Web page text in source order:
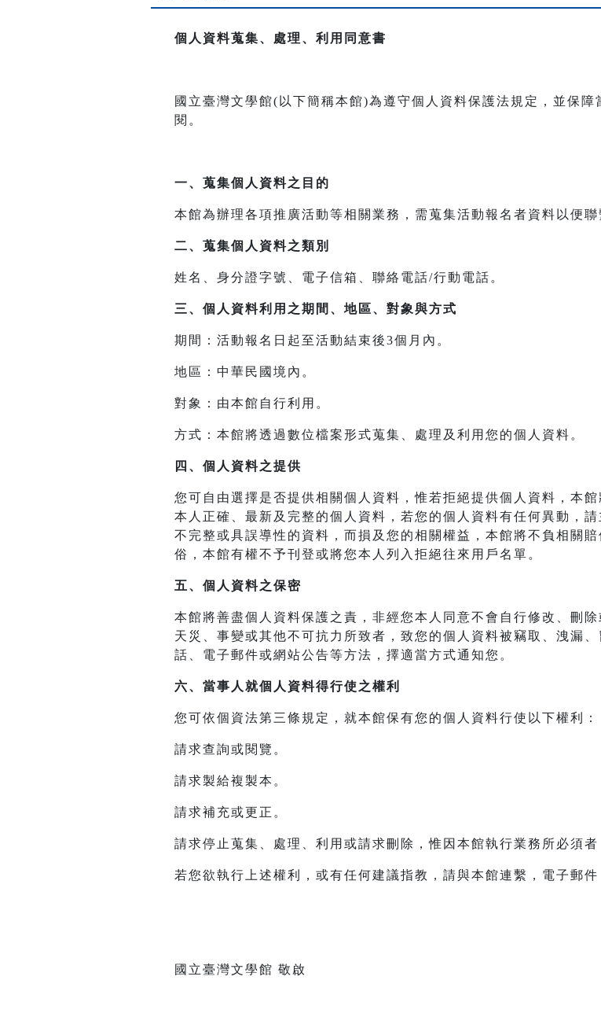
個人資料蒐集、處理、利用同意書
國立臺灣文學館(以下簡稱本館)為遵守個人資料保護法規定，並保
閱。
一、 蒐集個人資料之目的
本館為辦理各項推廣活動等相關業務，需蒐集活動報名者資料以便聯
二、 蒐集個人資料之類別
姓名、身分證字號、電子信箱、聯絡電話/行動電話。
三、 個人資料利用之期間、地區、對象與方式
期間：活動報名日起至活動結束後3個月內。
地區：中華民國境內。
對象：由本館自行利用。
方式：本館將透過數位檔案形式蒐集、處理及利用您的個人資料。
四、 個人資料之提供
您可自由選擇是否提供相關個人資料，惟若拒絕提供個人資料，本
本人正確、最新及完整的個人資料，若您的個人資料有任何異動，
不完整或具誤導性的資料，而損及您的相關權益，本館將不負相關
俗，本館有權不予刊登或將您本人列入拒絕往來用戶名單。
五、個人資料之保密
本館將善盡個人資料保護之責，非經您本人同意不會自行修改、刪
天災、事變或其他不可抗力所致者，致您的個人資料被竊取、洩漏
話、電子郵件或網站公告等方法，擇適當方式通知您。
六、當事人就個人資料得行使之權利
您可依個資法第三條規定，就本館保有您的個人資料行使以下權利：
請求查詢或閱覽。
請求製給複製本。
請求補充或更正。
請求停止蒐集、處理、利用或請求刪除，惟因本館執行業務所必須者
若您欲執行上述權利，或有任何建議指教，請與本館連繫，電子郵
國立臺灣文學館 敬啟